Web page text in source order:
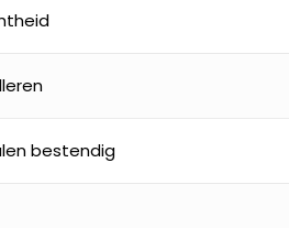
bestendig